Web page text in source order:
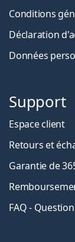
Conditions
Déclaration
Données
Support
Espace client
Retours et
Garantie de
FAQ -